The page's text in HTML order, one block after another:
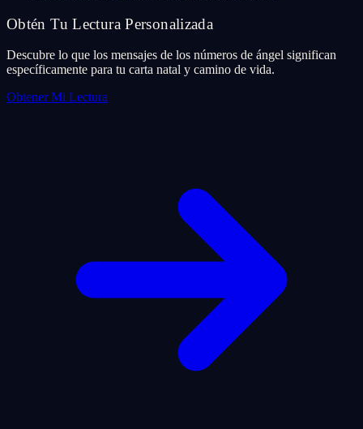
Obtén Tu Lectura Personalizada
Descubre lo que los mensajes de los números de ángel significan
específicamente para tu carta natal y camino de vida.
Obtener Mi Lectura